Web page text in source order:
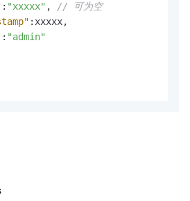
: "xxxxx" ,
// 可为空
: xxxxx,
: "admin"